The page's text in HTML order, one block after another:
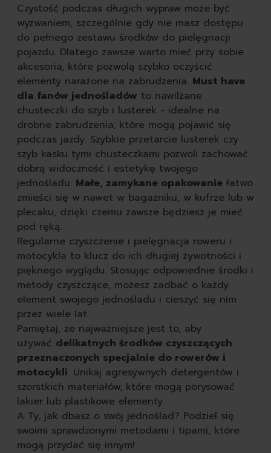
Czystość podczas długich wypraw może być
wyzwaniem, szczególnie gdy nie masz dostępu
do pełnego zestawu środków do pielęgnacji
pojazdu. Dlatego zawsze warto mieć przy sobie
akcesoria, które pozwolą szybko oczyścić
elementy narażone na zabrudzenia. Must have
dla fanów jednośladów to nawilżane
chusteczki do szyb i lusterek - idealne na
drobne zabrudzenia, które mogą pojawić się
podczas jazdy. Szybkie przetarcie lusterek czy
szyb kasku tymi chusteczkami pozwoli zachować
dobrą widoczność i estetykę twojego
jednośladu. Małe, zamykane opakowanie łatwo
zmieści się w nawet w bagażniku, w kufrze lub w
plecaku, dzięki czemu zawsze będziesz je mieć
pod ręką.
Regularne czyszczenie i pielęgnacja roweru i
motocykla to klucz do ich długiej żywotności i
pięknego wyglądu. Stosując odpowiednie środki i
metody czyszczące, możesz zadbać o każdy
element swojego jednośladu i cieszyć się nim
przez wiele lat.
Pamiętaj, że najważniejsze jest to, aby
używać delikatnych środków czyszczących
przeznaczonych specjalnie do rowerów i
motocykli. Unikaj agresywnych detergentów i
szorstkich materiałów, które mogą porysować
lakier lub plastikowe elementy.
A Ty, jak dbasz o swój jednoślad? Podziel się
swoimi sprawdzonymi metodami i tipami, które
mogą przydać się innym!